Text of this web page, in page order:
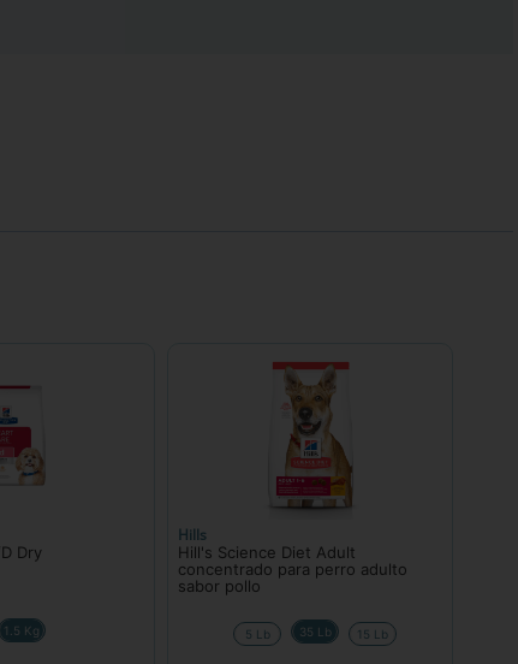
Dry
1.5 Kg
Hills
Hill's Science Diet Adult
concentrado para perro adulto
sabor pollo
5 Lb 35 Lb 15 Lb